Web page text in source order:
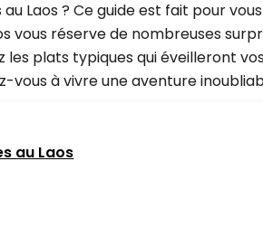
au Laos ? Ce guide est fait pour
vous réserve de nombreuses
les plats typiques qui éveilleront
vous à vivre une aventure
au Laos